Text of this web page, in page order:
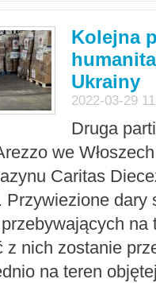
Kolejna
Ukrainy
2022-03-29
Druga
we
Caritas
Przywiezione dary
na
z nich zostanie
na teren